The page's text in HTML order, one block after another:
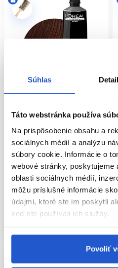
Súhlas
Táto webstránka používa
Na prispôsobenie obsahu a
sociálnych médií a analýzu
súbory cookie. Informácie o
webové stránky, poskytujeme
oblasti sociálnych médií,
môžu príslušné informácie
údajmi, ktoré ste im poskytli
keď ste používali ich služby.
Povoliť
Oficiálna distribúcia
L'Oréal Professionnel INOA
permanentná farba na vlasy bez
amoniaku 5.5 60g
L'Oréal Professionnel
Oxidačné farby na vlasy
11.50 €
Kúpiť